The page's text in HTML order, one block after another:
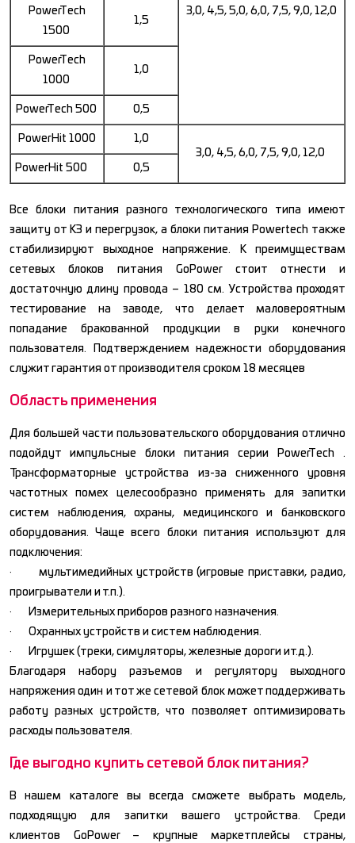
3,0, 4,5, 5,0, 6,0, 7,5, 9,0, 12,0
PowerTech
1500
1,5
PowerTech
1000
1,0
PowerTech 500 0,5
PowerHit 1000
1,0
3,0, 4,5, 6,0, 7,5, 9,0, 12,0
PowerHit 500
0,5
Все блоки питания разного технологического типа имеют
защиту от КЗ и перегрузок, а блоки питания Powertech также
стабилизируют выходное напряжение. К преимуществам
сетевых блоков питания GoPower стоит отнести и
достаточную длину провода – 180 см. Устройства проходят
тестирование на заводе, что делает маловероятным
попадание бракованной продукции в руки конечного
пользователя. Подтверждением надежности оборудования
служит гарантия от производителя сроком 18 месяцев
Область применения
Для большей части пользовательского оборудования отлично
подойдут импульсные блоки питания серии PowerTech .
Трансформаторные устройства из-за сниженного уровня
частотных помех целесообразно применять для запитки
систем наблюдения, охраны, медицинского и банковского
оборудования. Чаще всего блоки питания используют для
подключения:
· мультимедийных устройств (игровые приставки, радио,
проигрыватели и т.п.).
· Измерительных приборов разного назначения.
· Охранных устройств и систем наблюдения.
· Игрушек (треки, симуляторы, железные дороги ит.д.).
Благодаря набору разъемов и регулятору выходного
напряжения один и тот же сетевой блок может поддерживать
работу разных устройств, что позволяет оптимизировать
расходы пользователя.
Где выгодно купить сетевой блок питания?
В нашем каталоге вы всегда сможете выбрать модель,
подходящую для запитки вашего устройства. Среди
клиентов GoPower – крупные маркетплейсы страны,